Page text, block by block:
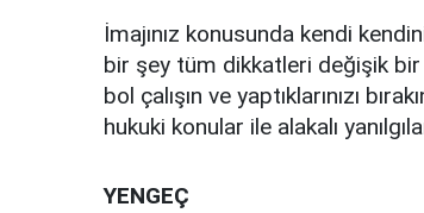
İmajınız konusunda kendi
bir şey tüm dikkatleri değişik
bol çalışın ve yaptıklarınızı
hukuki konular ile alakalı
YENGEÇ